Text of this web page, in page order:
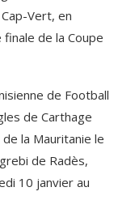
Vert, en
de la Coupe
de Football
de Carthage
la Mauritanie le
de Radès,
10 janvier au